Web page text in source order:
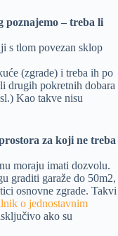
poznajemo – treba li
s tlom povezan sklop
(zgrade) i treba ih po
drugih pokretnih dobara
Kao takve nisu
za koji ne treba
moraju imati dozvolu.
graditi garaže do 50m2,
osnovne zgrade. Takvi
o jednostavnim
ako su